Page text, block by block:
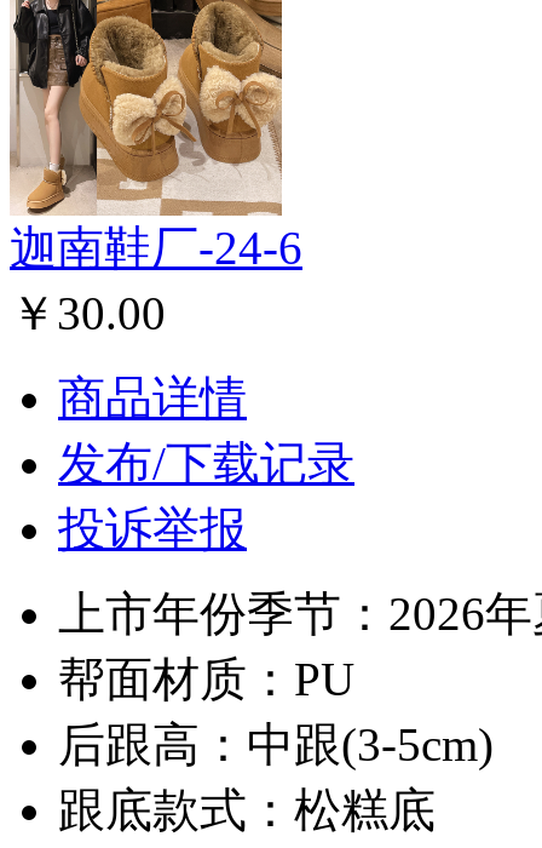
迦南鞋厂-24-6
￥30.00
商品详情
发布/下载记录
投诉举报
上市年份季节：2026
帮面材质：PU
后跟高：中跟(3-5cm)
跟底款式：松糕底